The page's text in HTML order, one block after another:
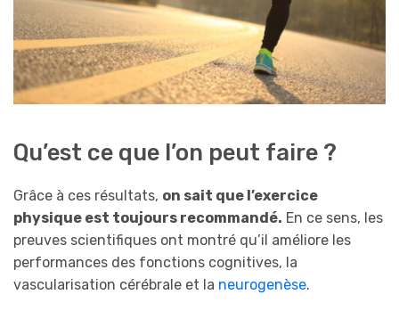
Qu’est ce que l’on peut faire ?
Grâce à ces résultats, on sait que l’exercice
physique est toujours recommandé. En ce sens, les
preuves scientifiques ont montré qu’il améliore les
performances des fonctions cognitives, la
vascularisation cérébrale et la neurogenèse.